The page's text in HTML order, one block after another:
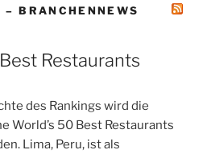
– BRANCHENNEWS
Restaurants
des Rankings wird die
World’s 50 Best Restaurants
Lima, Peru, ist als